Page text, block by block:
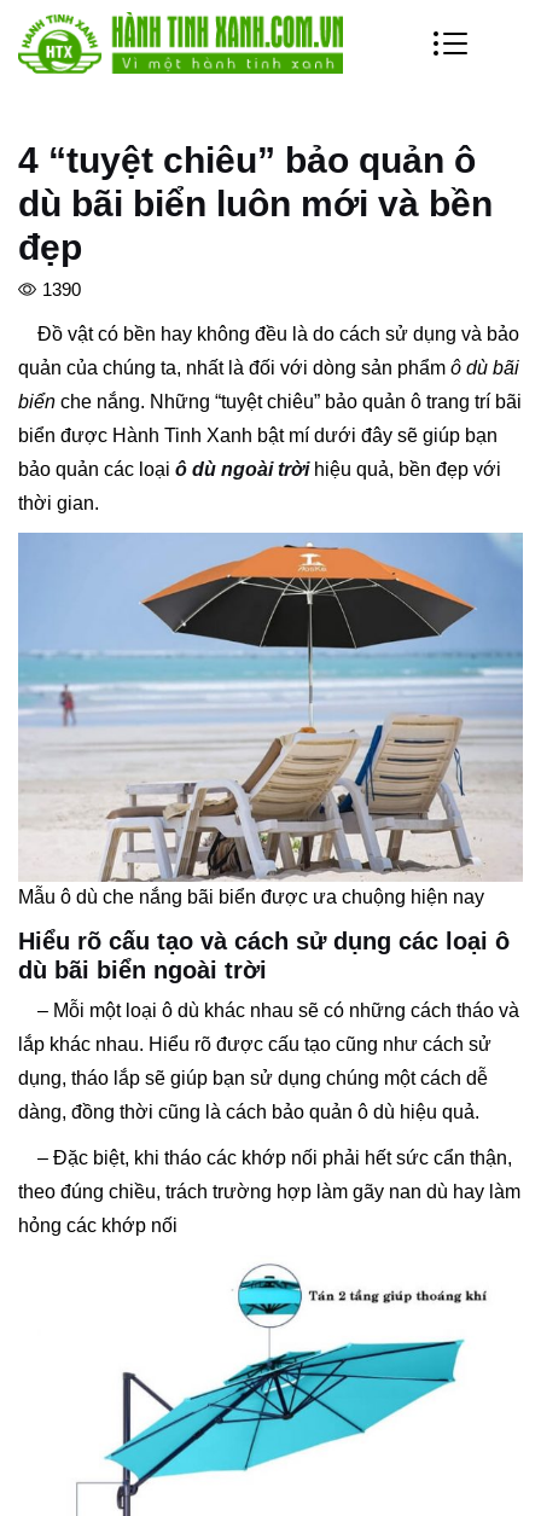
4 “tuyệt chiêu” bảo quản ô
dù bãi biển luôn mới và bền
đẹp
1390
Đồ vật có bền hay không đều là do cách sử dụng và bảo
quản của chúng ta, nhất là đối với dòng sản phẩm ô dù bãi
biển che nắng. Những “tuyệt chiêu” bảo quản ô trang trí bãi
biển được Hành Tinh Xanh bật mí dưới đây sẽ giúp bạn
bảo quản các loại ô dù ngoài trờihiệu quả, bền đẹp với
thời gian.
Mẫu ô dù che nắng bãi biển được ưa chuộng hiện nay
Hiểu rõ cấu tạo và cách sử dụng các loại ô
dù bãi biển ngoài trời
– Mỗi một loại ô dù khác nhau sẽ có những cách tháo và
lắp khác nhau. Hiểu rõ được cấu tạo cũng như cách sử
dụng, tháo lắp sẽ giúp bạn sử dụng chúng một cách dễ
dàng, đồng thời cũng là cách bảo quản ô dù hiệu quả.
– Đặc biệt, khi tháo các khớp nối phải hết sức cẩn thận,
theo đúng chiều, trách trường hợp làm gãy nan dù hay làm
hỏng các khớp nối